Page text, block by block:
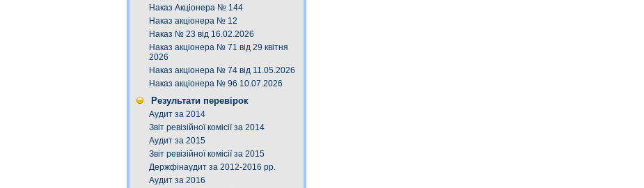
Наказ Акціонера № 144
Наказ акціонера № 12
Наказ № 23 від 16.02.2026
Наказ акціонера № 71 від 29 квітня
2026
Наказ акціонера № 74 від 11.05.2026
Наказ акціонера № 96 10.07.2026
Результати перевірок
Аудит за 2014
Звіт ревізійної комісії за 2014
Аудит за 2015
Звіт ревізійної комісії за 2015
Держфінаудит за 2012-2016 рр.
Аудит за 2016